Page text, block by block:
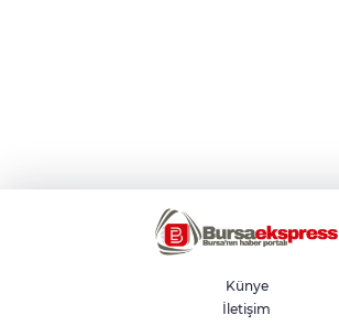
Künye
İletişim